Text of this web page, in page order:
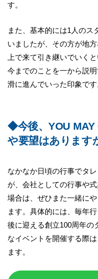
す。
また、基本的には1人のス
いましたが、その方が地
上で来て引き継いでいく
今までのことを一から説
滑に進んでいった印象です
◆今後、YOU MAY
や要望はあります
なかなか日頃の行事でタ
が、会社としての行事や
場合は、ぜひまた一緒に
ます。具体的には、毎年
後に迎える創立100周年の
なイベントを開催する際
ます。